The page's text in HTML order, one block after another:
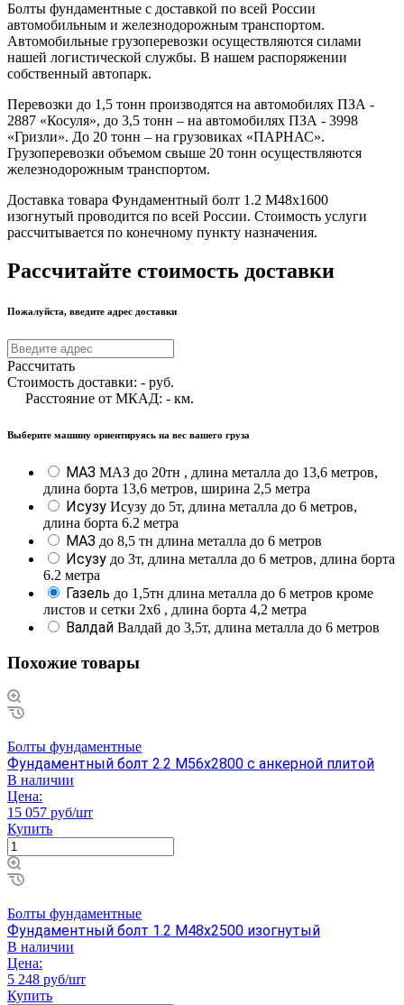
Болты фундаментные с доставкой по всей России
автомобильным и железнодорожным транспортом.
Автомобильные грузоперевозки осуществляются силами
нашей логистической службы. В нашем распоряжении
собственный автопарк.
Перевозки до 1,5 тонн производятся на автомобилях ПЗА -
2887 «Косуля», до 3,5 тонн – на автомобилях ПЗА - 3998
«Гризли». До 20 тонн – на грузовиках «ПАРНАС».
Грузоперевозки объемом свыше 20 тонн осуществляются
железнодорожным транспортом.
Доставка товара Фундаментный болт 1.2 М48х1600
изогнутый проводится по всей России. Стоимость услуги
рассчитывается по конечному пункту назначения.
Рассчитайте стоимость доставки
Пожалуйста, введите адрес доставки
Рассчитать
Стоимость доставки: - руб.
Расстояние от МКАД: - км.
Выберите машину ориентируясь на вес вашего груза
МАЗ МАЗ до 20тн , длина металла до 13,6 метров,
длина борта 13,6 метров, ширина 2,5 метра
Исузу Исузу до 5т, длина металла до 6 метров,
длина борта 6.2 метра
МАЗ до 8,5 тн длина металла до 6 метров
Исузу до 3т, длина металла до 6 метров, длина борта
6.2 метра
Газель до 1,5тн длина металла до 6 метров кроме
листов и сетки 2х6 , длина борта 4,2 метра
Валдай Валдай до 3,5т, длина металла до 6 метров
Похожие товары
Болты фундаментные
Фундаментный болт 2.2 М56х2800 с анкерной плитой
В наличии
Цена:
15 057 руб/шт
Купить
Болты фундаментные
Фундаментный болт 1.2 М48х2500 изогнутый
В наличии
Цена:
5 248 руб/шт
Купить